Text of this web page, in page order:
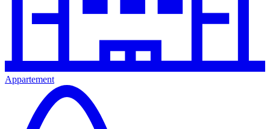
Appartement